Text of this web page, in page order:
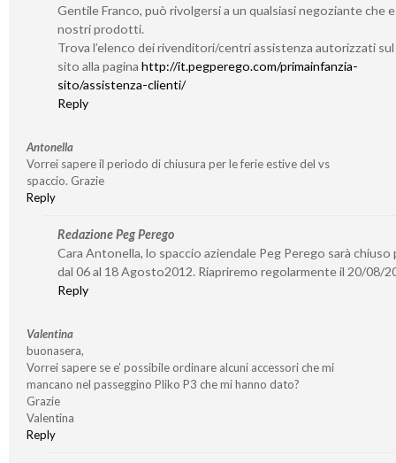
Gentile Franco, può rivolgersi a un qualsiasi negoziante che
nostri prodotti.
Trova l’elenco dei rivenditori/centri assistenza autorizzati
sito alla pagina http://it.pegperego.com/primainfanzia-
sito/assistenza-clienti/
Reply
Antonella
Vorrei sapere il periodo di chiusura per le ferie estive del vs
spaccio. Grazie
Reply
Redazione Peg Perego
Cara Antonella, lo spaccio aziendale Peg Perego sarà chiuso
dal 06 al 18 Agosto2012. Riapriremo regolarmente il 20/08/
Reply
Valentina
buonasera,
Vorrei sapere se e’ possibile ordinare alcuni accessori che mi
mancano nel passeggino Pliko P3 che mi hanno dato?
Grazie
Valentina
Reply